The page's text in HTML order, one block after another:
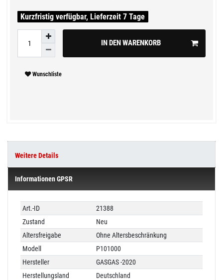
Kurzfristig verfügbar, Lieferzeit 7 Tage
IN DEN WARENKORB
Wunschliste
Weitere Details
Informationen GPSR
Technisches
Merkmal
Wert
Art.-ID
21388
Zustand
Neu
Altersfreigabe
Ohne Altersbeschränkung
Modell
P101000
Hersteller
GASGAS -2020
Herstellungsland
Deutschland